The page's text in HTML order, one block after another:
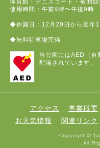
体育館・テニスコート・補助
使用時間：午前9時〜午後9時
◆休園日：12月29日から翌年1
◆無料駐車場完備
当公園にはAED（自
配備されています。
アクセス 事業概要
お天気情報
関連リンク
Copyright ©
All